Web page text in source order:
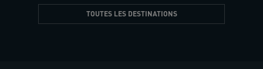
TOUTES LES DESTINATIONS